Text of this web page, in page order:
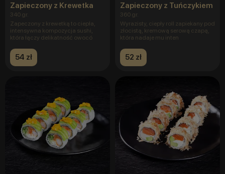
Zapieczony z Krewetka
340 gr.
Zapeczony z krewetką to ciepła,
intensywna kompozycja sushi,
która łączy delikatność owocó
54 zł
Zapieczony z Tuńczykiem
360 gr.
Wyrazisty, ciepły roll zapiekany pod
złocistą, kremową serową czapą,
która nadaje mu inten
52 zł